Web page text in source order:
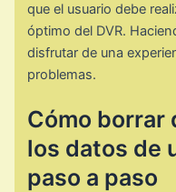
que el usuario debe
óptimo del DVR.
disfrutar de una
problemas.
Cómo borrar
los datos de
paso a paso